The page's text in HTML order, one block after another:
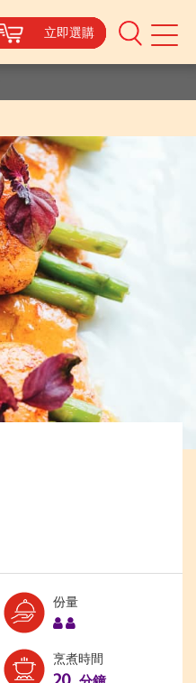
立即選購
Mobile
立即選購
立即選購
立即選購
立即選購
份量Serves:
烹煮時間